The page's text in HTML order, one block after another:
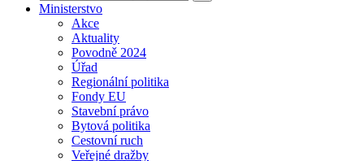
Ministerstvo
Akce
Aktuality
Povodně 2024
Úřad
Regionální politika
Fondy EU
Stavební právo
Bytová politika
Cestovní ruch
Veřejné dražby